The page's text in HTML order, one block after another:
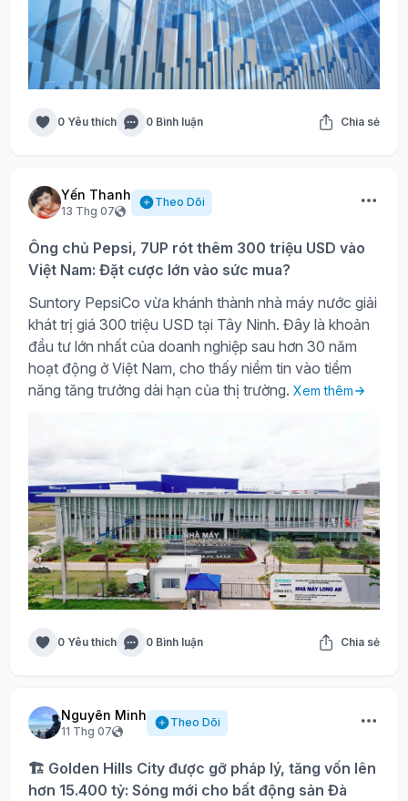
0 Yêu thích 0 Bình luận Chia sẻ
Yến Thanh
13 Thg 07
Theo Dõi
Ông chủ Pepsi, 7UP rót thêm 300 triệu USD vào
Việt Nam: Đặt cược lớn vào sức mua?
Suntory PepsiCo vừa khánh thành nhà máy nước giải
khát trị giá 300 triệu USD tại Tây Ninh. Đây là khoản
đầu tư lớn nhất của doanh nghiệp sau hơn 30 năm
hoạt động ở Việt Nam, cho thấy niềm tin vào tiềm
năng tăng trưởng dài hạn của thị trường. Xem thêm
0 Yêu thích 0 Bình luận Chia sẻ
Nguyên Minh
11 Thg 07
Theo Dõi
🏗️ Golden Hills City được gỡ pháp lý, tăng vốn lên
hơn 15.400 tỷ: Sóng mới cho bất động sản Đà